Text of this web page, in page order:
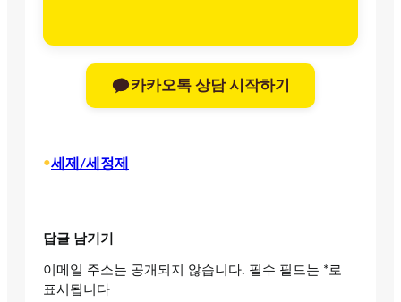
카카오톡 상담 시작하기
•세제/세정제
답글 남기기
이메일 주소는 공개되지 않습니다. 필수 필드는 *로
표시됩니다